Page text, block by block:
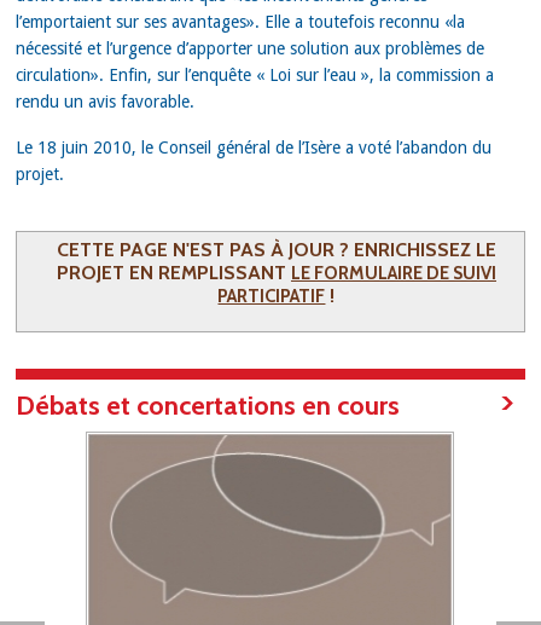
l’emportaient sur ses avantages». Elle a toutefois reconnu «la
nécessité et l’urgence d’apporter une solution aux problèmes de
circulation». Enfin, sur l’enquête « Loi sur l’eau », la commission a
rendu un avis favorable.
Le 18 juin 2010, le Conseil général de l’Isère a voté l’abandon du
projet.
CETTE PAGE N'EST PAS À JOUR ? ENRICHISSEZ LE
PROJET EN REMPLISSANT LE FORMULAIRE DE SUIVI
PARTICIPATIF !
Débats et concertations en cours